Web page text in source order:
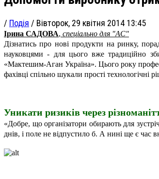
/ Подія / Вівторок, 29 квітня 2014 13:45
Ірина САДОВА, спеціально для "АС"
Дізнатись про нові продукти на ринку,
науковцями - для цього вже традиційно
«Мактешим-Аган Україна». Цього року
фахівці спільно шукали прості технологічні
Уникати ризиків через
«Добре, що організатори обирають для
днів, і поле не відпустило б. А нині ще є час